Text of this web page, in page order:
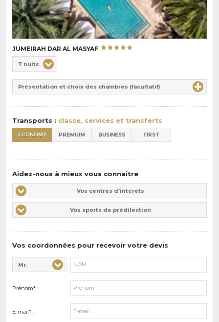
JUMEIRAH DAR AL MASYAF
de
pension
:
Durée
7 nuits
Présentation et choix des chambres (facultatif)
Transports : classe, services et transferts
ECONOMY PREMIUM BUSINESS FIRST
Aidez-nous à mieux vous connaître
Vos
centres
d'intérêts
Vos centres d'intérêts
Vos
sports
Vos sports de prédilection
Vos coordonnées pour recevoir votre devis
Civilité* :
Mr.
Nom* :
Prénom* :
E-mail* :